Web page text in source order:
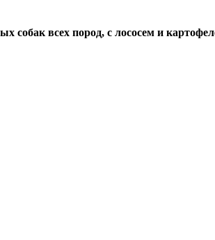
собак всех пород, с лососем и